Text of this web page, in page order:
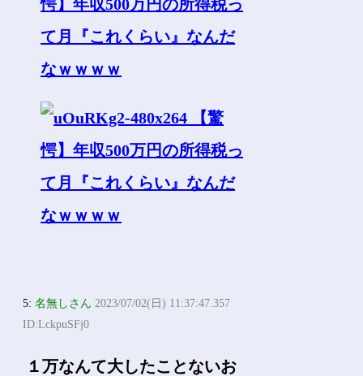
5:名無しさん 2023/07/02(日) 11:37:47.357
ID:LckpuSFj0
１万なんて大したことないお